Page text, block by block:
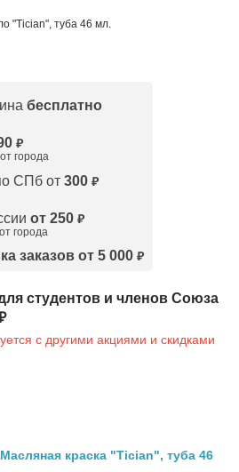
"Tician", туба 46 мл.
бесплатно
₽
города
СПб от 300 ₽
от 250 ₽
города
заказов от 5 000 ₽
студентов и членов Союза
с другими акциями и скидками
Масляная краска "Tician", туба 46